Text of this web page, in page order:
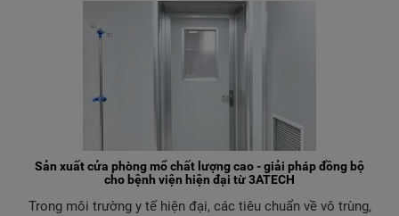
Sản xuất cửa phòng mổ chất lượng cao - giải pháp đồng bộ
cho bệnh viện hiện đại từ 3ATECH
Trong môi trường y tế hiện đại, các tiêu chuẩn về vô trùng,